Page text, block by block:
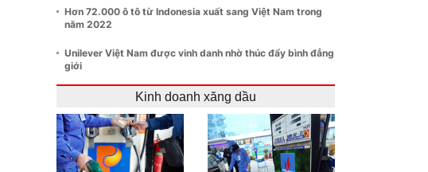
Hơn 72.000 ô tô từ Indonesia xuất sang Việt Nam trong
năm 2022
Unilever Việt Nam được vinh danh nhờ thúc đẩy bình đẳng
giới
Kinh doanh xăng dầu